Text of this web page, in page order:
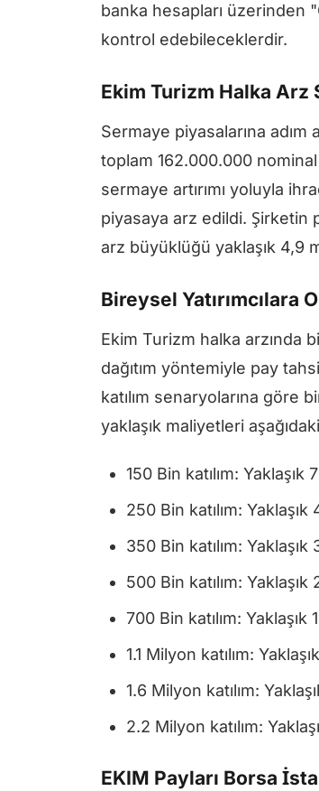
banka hesapları üzerinden
kontrol edebileceklerdir.
Ekim Turizm Halka Arz
Sermaye piyasalarına
toplam 162.000.000
sermaye artırımı yoluyla
piyasaya arz edildi. Şirketin
arz büyüklüğü yaklaşık 4,9
Bireysel Yatırımcılara
Ekim Turizm halka arzında
dağıtım yöntemiyle pay
katılım senaryolarına göre
yaklaşık maliyetleri
150 Bin katılım:
250 Bin katılım:
350 Bin katılım:
500 Bin katılım:
700 Bin katılım:
1.1 Milyon katılım:
1.6 Milyon katılım:
2.2 Milyon katılım:
EKIM Payları Borsa